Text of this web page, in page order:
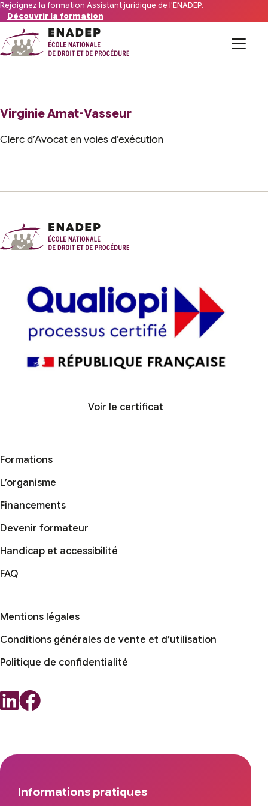
Aller au contenu
Rejoignez la formation Assistant juridique de l'ENADEP.
Découvrir la formation
L’organisme
Financements
Virginie Amat-Vasseur
Clerc d’Avocat en voies d’exécution
Voir le certificat
Formations
L’organisme
Financements
Devenir formateur
Handicap et accessibilité
FAQ
Mentions légales
Conditions générales de vente et d’utilisation
Politique de confidentialité
Informations pratiques